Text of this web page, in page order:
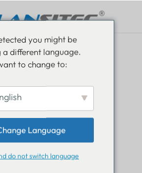
resta
nel mondo Lansitec e resta
un passo avanti.
you might be
a different language.
to change to:
Language
do not switch language